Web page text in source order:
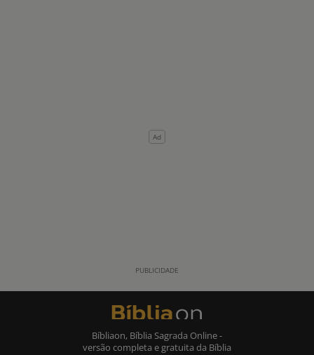
Bíbliaon, Bíblia Sagrada Online -
versão completa e gratuita da Bíblia